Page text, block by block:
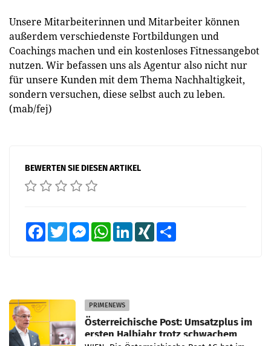
Unsere Mitarbeiterinnen und Mitarbeiter können
außerdem verschiedenste Fortbildungen und
Coachings machen und ein kostenloses Fitnessangebot
nutzen. Wir befassen uns als Agentur also nicht nur
für unsere Kunden mit dem Thema Nachhaltigkeit,
sondern versuchen, diese selbst auch zu leben.
(mab/fej)
BEWERTEN SIE DIESEN ARTIKEL
FacebookTwitter MessengerWhatsAppLinkedInXING
PRIMENEWS
Österreichische Post: Umsatzplus im
ersten Halbjahr trotz schwachem